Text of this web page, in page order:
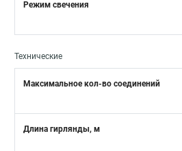
Режим свечения
Технические
Максимальное кол-во соединений
Длина гирлянды, м